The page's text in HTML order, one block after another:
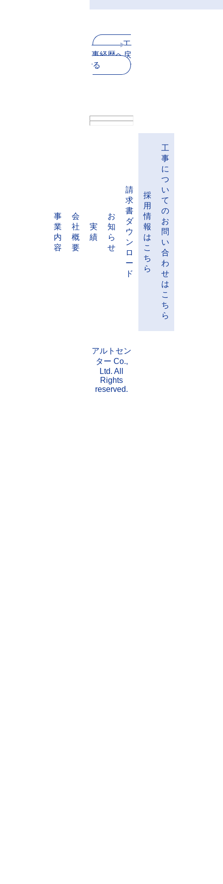
工
事経歴へ戻
る
事
業
内
容
会
社
概
要
実
績
お
知
ら
せ
請
求
書
ダ
ウ
ン
ロ
ー
ド
採
用
情
報
は
こ
ち
ら
工
事
に
つ
い
て
の
お
問
い
合
わ
せ
は
こ
ち
ら
アルトセン
ター Co.,
Ltd. All
Rights
reserved.